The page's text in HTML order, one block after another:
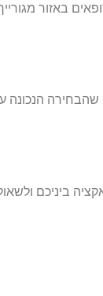
באזור
הנכונה
ביניכם